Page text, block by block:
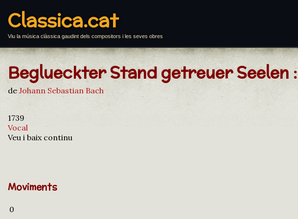
Classica.cat
Viu la música clàssica gaudint dels compositors i les seves obres
Beglueckter Stand getreuer Seelen :
de Johann Sebastian Bach
1739
Vocal
Veu i baix continu
Moviments
0